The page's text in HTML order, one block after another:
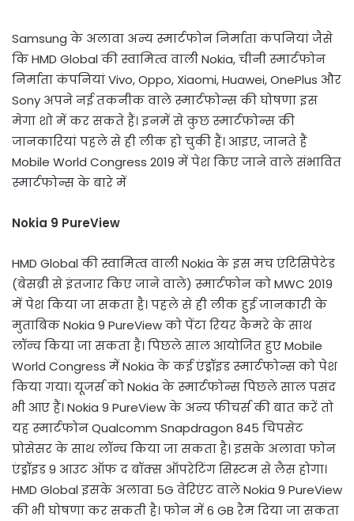
Samsung के अलावा अन्य स्मार्टफोन निर्माता कंपनियां जैसे
कि HMD Global की स्वामित्व वाली Nokia, चीनी स्मार्टफोन
निर्माता कंपनियां Vivo, Oppo, Xiaomi, Huawei, OnePlus और
Sony अपने नई तकनीक वाले स्मार्टफोन्स की घोषणा इस
मेगा शो में कर सकते हैं। इनमें से कुछ स्मार्टफोन्स की
जानकारियां पहले से ही लीक हो चुकी हैं। आइए, जानते हैं
Mobile World Congress 2019 में पेश किए जाने वाले संभावित
स्मार्टफोन्स के बारे में
Nokia 9 PureView
HMD Global की स्वामित्व वाली Nokia के इस मच एंटिसिपेटेड
(बेसब्री से इंतजार किए जाने वाले) स्मार्टफोन को MWC 2019
में पेश किया जा सकता है। पहले से ही लीक हुई जानकारी के
मुताबिक Nokia 9 PureView को पेंटा रियर कैमरे के साथ
लॉन्च किया जा सकता है। पिछले साल आयोजित हुए Mobile
World Congress में Nokia के कई एंड्रॉइड स्मार्टफोन्स को पेश
किया गया। यूजर्स को Nokia के स्मार्टफोन्स पिछले साल पसंद
भी आए हैं। Nokia 9 PureView के अन्य फीचर्स की बात करें तो
यह स्मार्टफोन Qualcomm Snapdragon 845 चिपसेट
प्रोसेसर के साथ लॉन्च किया जा सकता है। इसके अलावा फोन
एंड्रॉइड 9 आउट ऑफ द बॉक्स ऑपरेटिंग सिस्टम से लैस होगा।
HMD Global इसके अलावा 5G वेरिएंट वाले Nokia 9 PureView
की भी घोषणा कर सकती है। फोन में 6 GB रैम दिया जा सकता